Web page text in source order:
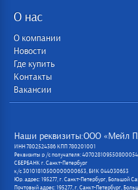
О нас
О компании
Новости
Где купить
Контакты
Вакансии
Наши реквизиты:ООО «Мейл
ИНН 7802524386 КПП 780201001
Реквизиты р /с получателя:
СБЕРБАНК г. Санкт-Петербург
к/с 30101810500000000653, БИК 044030653
Юр. адрес: 195277, г. Санкт-Петербург, Большой
Почтовый адрес: 195277, г. Санкт-Петербург,